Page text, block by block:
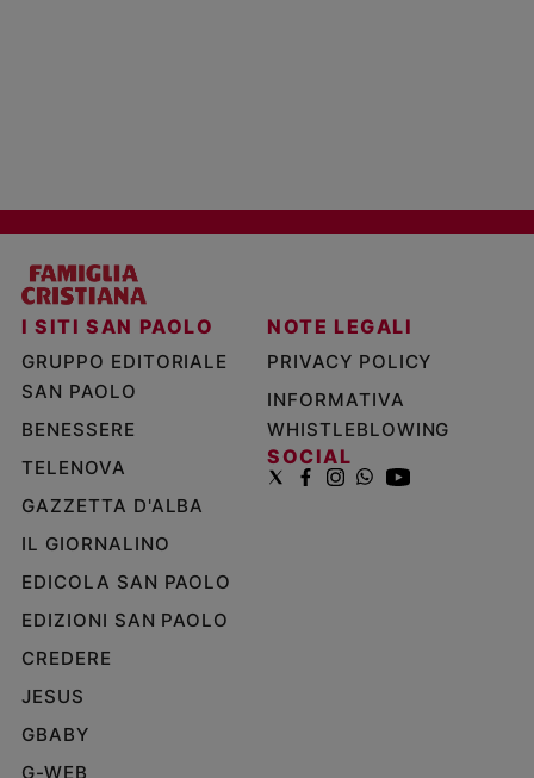
I SITI SAN PAOLO
GRUPPO EDITORIALE
SAN PAOLO
BENESSERE
TELENOVA
GAZZETTA D'ALBA
IL GIORNALINO
EDICOLA SAN PAOLO
EDIZIONI SAN PAOLO
CREDERE
JESUS
GBABY
G-WEB
NOTE LEGALI
PRIVACY POLICY
INFORMATIVA
WHISTLEBLOWING
SOCIAL